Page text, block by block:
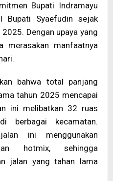
Bupati Indramayu
Bupati Syaefudin sejak
Dengan upaya yang
merasakan manfaatnya
bahwa total panjang
tahun 2025 mencapai
ini melibatkan 32 ruas
berbagai kecamatan.
ini menggunakan
hotmix, sehingga
jalan yang tahan lama